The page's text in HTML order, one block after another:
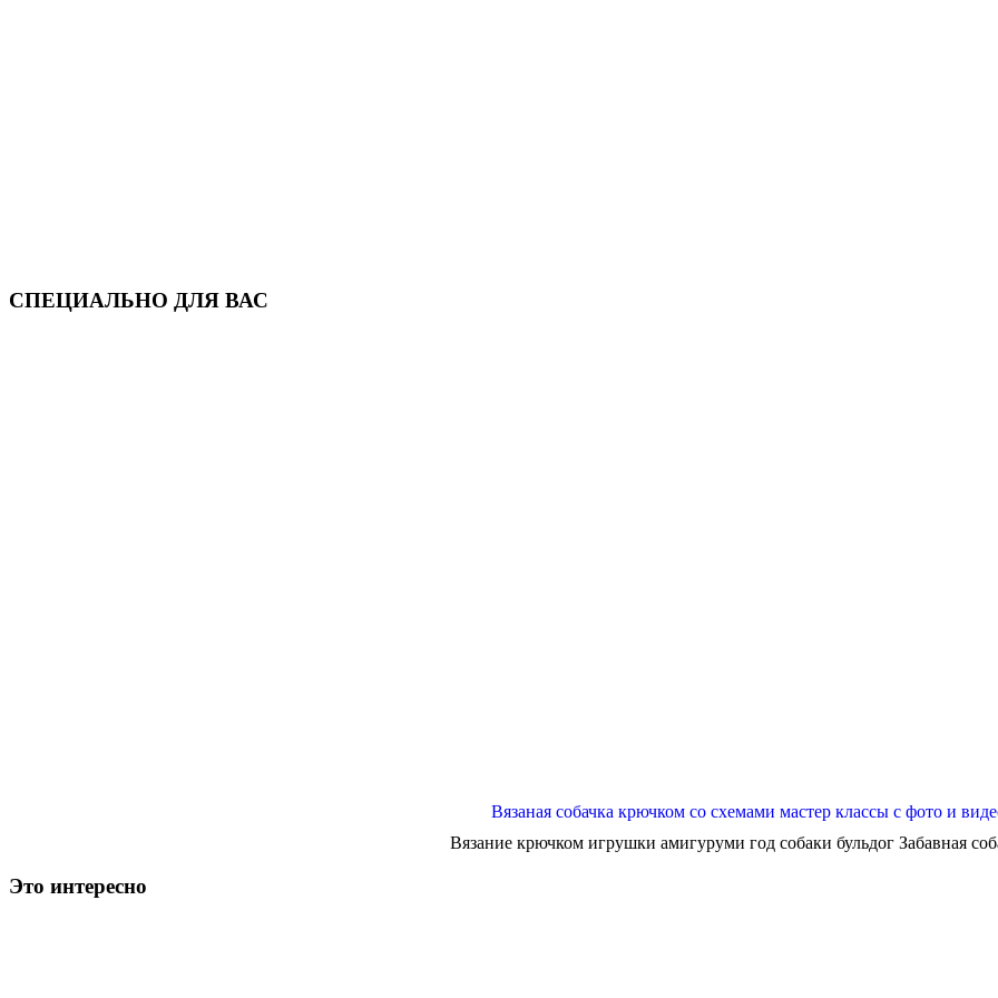
СПЕЦИАЛЬНО ДЛЯ ВАС
Вязаная собачка крючком со схемами мастер классы с фото и
Вязание крючком игрушки амигуруми год собаки бульдог Забавная
Это интересно